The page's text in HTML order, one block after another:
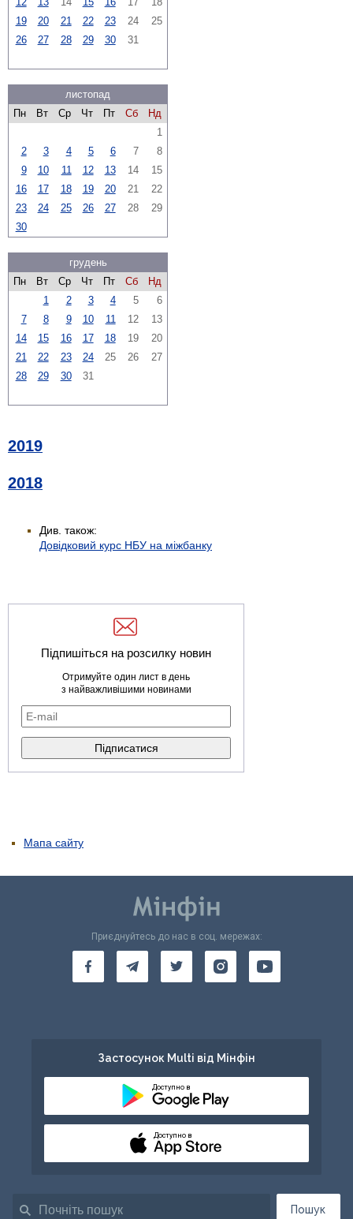
19
20 21 22 23 24
25
26
27 28 29 30 31
листопад
Пн
Вт Ср Чт Пт Сб
Нд
1
2
3 4 5 6 7
8
9
10 11 12 13 14
15
16
17 18 19 20 21
22
23
24 25 26 27 28
29
30
грудень
Пн
Вт Ср Чт Пт Сб
Нд
1
2 3 4 5
6
7
8 9 10 11 12
13
14
15 16 17 18 19
20
21
22 23 24 25 26
27
28
29 30 31
2019
2018
Див. також:
Довідковий курс НБУ на міжбанку
Підпишіться на розсилку новин
Отримуйте один лист в день
з найважливішими новинами
Мапа сайту
Пошук
Приєднуйтесь до нас в соц. мережах:
Застосунок Multi від Мінфін
Доступно в
Доступно в